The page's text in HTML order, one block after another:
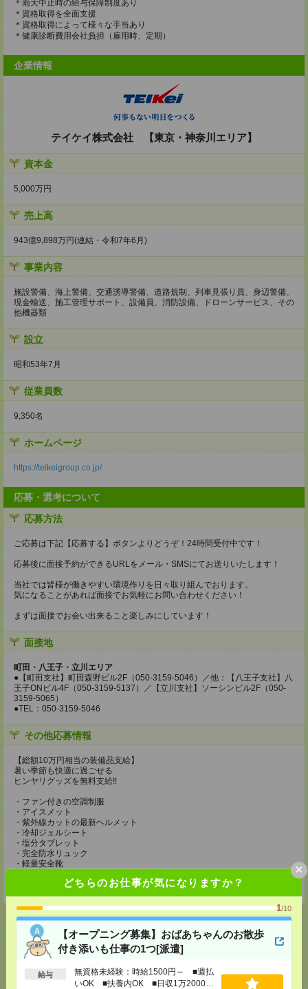
どちらのお仕事が気になりますか？
1/10
【オープニング募集】おばあちゃんのお散歩
付き添いも仕事の1つ[派遣]
給与
無資格未経験：時給1500円～ ■週払
いOK ■扶養内OK ■日収1万2000円
×
＊雨天中止時の給与保障制度あり
＊資格取得を全面支援
＊資格取得によって様々な手当あり
＊健康診断費用会社負担（雇用時、定期）
企業情報
テイケイ株式会社 【東京・神奈川エリア】
資本金
5,000万円
売上高
943億9,898万円(連結・令和7年6月)
事業内容
施設警備、海上警備、交通誘導警備、道路規制、列車見張り員、身辺警備、
現金輸送、施工管理サポート、設備員、消防設備、ドローンサービス、その
他機器類
設立
昭和53年7月
従業員数
9,350名
ホームページ
https://teikeigroup.co.jp/
応募・選考について
応募方法
ご応募は下記【応募する】ボタンよりどうぞ！24時間受付中です！
応募後に面接予約ができるURLをメール・SMSにてお送りいたします！
当社では皆様が働きやすい環境作りを日々取り組んでおります。
気になることがあれば面接でお気軽にお問い合わせください！
まずは面接でお会い出来ること楽しみにしています！
面接地
町田・八王子・立川エリア
●【町田支社】町田森野ビル2F（050-3159-5046）／他：【八王子支社】八
王子ONビル4F（050-3159-5137）／【立川支社】ソーシンビル2F（050-
3159-5065）
●TEL：050-3159-5046
その他応募情報
【総額10万円相当の装備品支給】
暑い季節も快適に過ごせる
ヒンヤリグッズを無料支給!!
・ファン付きの空調制服
・アイスメット
・紫外線カットの最新ヘルメット
・冷却ジェルシート
・塩分タブレット
・完全防水リュック
・軽量安全靴
・ドリンク手当（200円/1勤務につき）
応募ページへ